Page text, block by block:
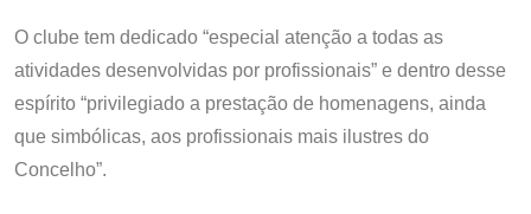
O clube tem dedicado “especial atenção a todas as
atividades desenvolvidas por profissionais” e dentro desse
espírito “privilegiado a prestação de homenagens, ainda
que simbólicas, aos profissionais mais ilustres do
Concelho”.